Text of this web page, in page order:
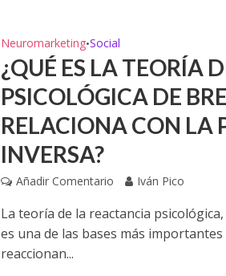
Neuromarketing•Social
¿QUÉ ES LA TEORÍA
PSICOLÓGICA DE
RELACIONA CON LA
INVERSA?
Añadir Comentario Iván Pico
La teoría de la reactancia
es una de las bases más
reaccionan...